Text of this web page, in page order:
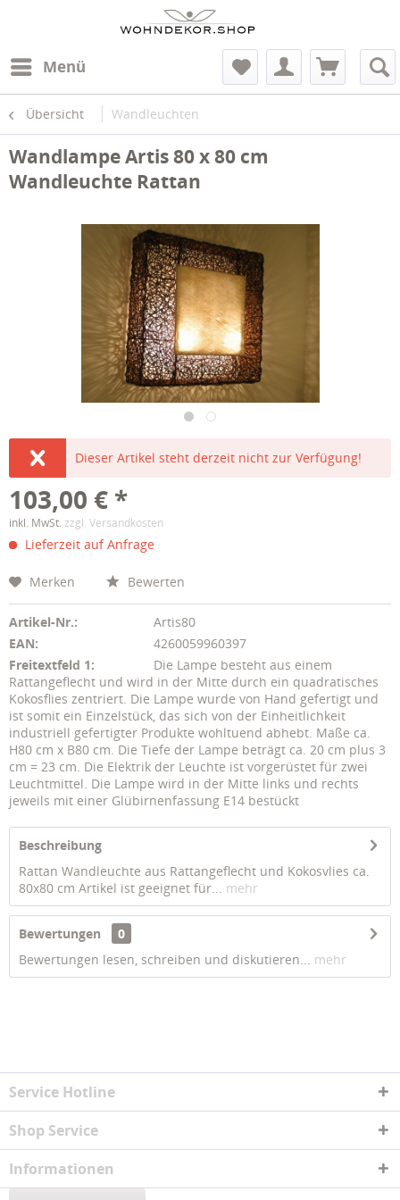
Menü
Übersicht Wandleuchten
Wandlampe Artis 80 x 80 cm
Wandleuchte Rattan
Dieser Artikel steht derzeit nicht zur Verfügung!
103,00 € *
inkl. MwSt. zzgl. Versandkosten
Lieferzeit auf Anfrage
Merken Bewerten
Artikel-Nr.:
Artis80
EAN:
4260059960397
Freitextfeld 1:
Die Lampe besteht aus einem
Rattangeflecht und wird in der Mitte durch ein quadratisches
Kokosflies zentriert. Die Lampe wurde von Hand gefertigt und
ist somit ein Einzelstück, das sich von der Einheitlichkeit
industriell gefertigter Produkte wohltuend abhebt. Maße ca.
H80 cm x B80 cm. Die Tiefe der Lampe beträgt ca. 20 cm plus 3
cm = 23 cm. Die Elektrik der Leuchte ist vorgerüstet für zwei
Leuchtmittel. Die Lampe wird in der Mitte links und rechts
jeweils mit einer Glübirnenfassung E14 bestückt
Beschreibung
Rattan Wandleuchte aus Rattangeflecht und Kokosvlies ca.
80x80 cm Artikel ist geeignet für... mehr
Bewertungen
0
Bewertungen lesen, schreiben und diskutieren... mehr
Service Hotline
Shop Service
Informationen